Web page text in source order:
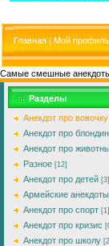
Главная | Мой профиль
Самые смешные
Разделы
Анекдот про вовочку
Анекдот про
Анекдот про
Разное [12]
Анекдот про детей [3]
Армейские анекдоты
Анекдот про спорт [1]
Анекдот про кризис
Анекдот про школу